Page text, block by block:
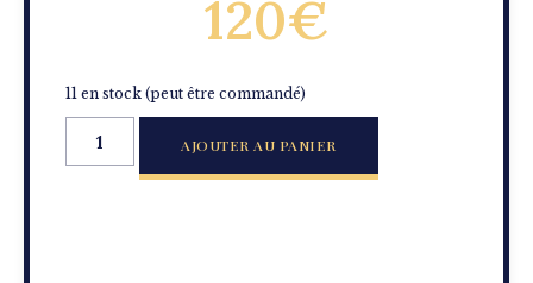
120€
11 en stock (peut être commandé)
AJOUTER AU PANIER